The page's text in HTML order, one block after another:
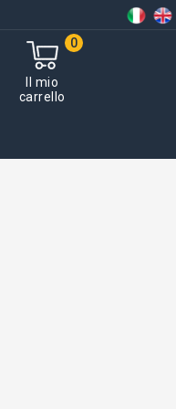
Il mio
carrello
0